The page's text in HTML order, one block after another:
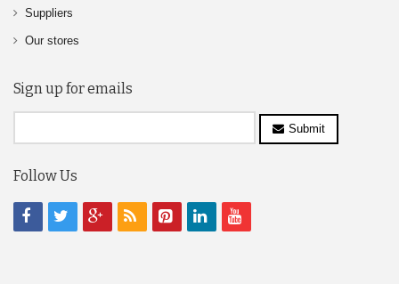
Suppliers
Our stores
Sign up for emails
Submit
Follow Us